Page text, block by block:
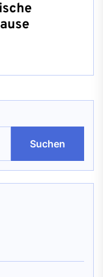
Suchen